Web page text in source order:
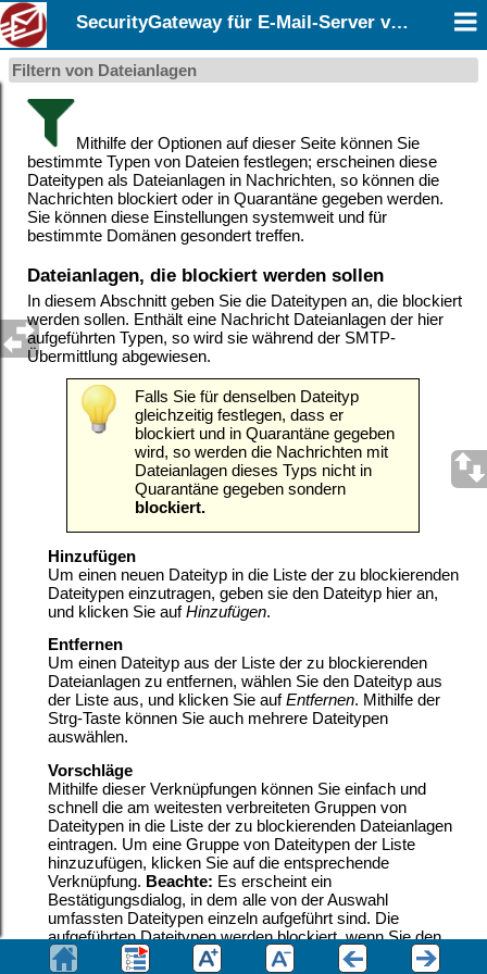
SecurityGateway für E-Mail-Server v12.0
Filtern von Dateianlagen
Mithilfe der Optionen auf dieser Seite können Sie
bestimmte Typen von Dateien festlegen; erscheinen diese
Dateitypen als Dateianlagen in Nachrichten, so können die
Nachrichten blockiert oder in Quarantäne gegeben werden.
Sie können diese Einstellungen systemweit und für
bestimmte Domänen gesondert treffen.
Dateianlagen, die blockiert werden sollen
In diesem Abschnitt geben Sie die Dateitypen an, die blockiert
werden sollen. Enthält eine Nachricht Dateianlagen der hier
aufgeführten Typen, so wird sie während der SMTP-
Übermittlung abgewiesen.
Falls Sie für denselben Dateityp
gleichzeitig festlegen, dass er
blockiert und in Quarantäne gegeben
wird, so werden die Nachrichten mit
Dateianlagen dieses Typs nicht in
Quarantäne gegeben sondern
blockiert.
Hinzufügen
Um einen neuen Dateityp in die Liste der zu blockierenden
Dateitypen einzutragen, geben sie den Dateityp hier an,
und klicken Sie aufHinzufügen.
Entfernen
Um einen Dateityp aus der Liste der zu blockierenden
Dateianlagen zu entfernen, wählen Sie den Dateityp aus
der Liste aus, und klicken Sie aufEntfernen. Mithilfe der
Strg-Taste können Sie auch mehrere Dateitypen
auswählen.
Vorschläge
Mithilfe dieser Verknüpfungen können Sie einfach und
schnell die am weitesten verbreiteten Gruppen von
Dateitypen in die Liste der zu blockierenden Dateianlagen
eintragen. Um eine Gruppe von Dateitypen der Liste
hinzuzufügen, klicken Sie auf die entsprechende
Verknüpfung. Beachte: Es erscheint ein
Bestätigungsdialog, in dem alle von der Auswahl
umfassten Dateitypen einzeln aufgeführt sind. Die
aufgeführten Dateitypen werden blockiert, wenn Sie den
Vorgang fortsetzen.